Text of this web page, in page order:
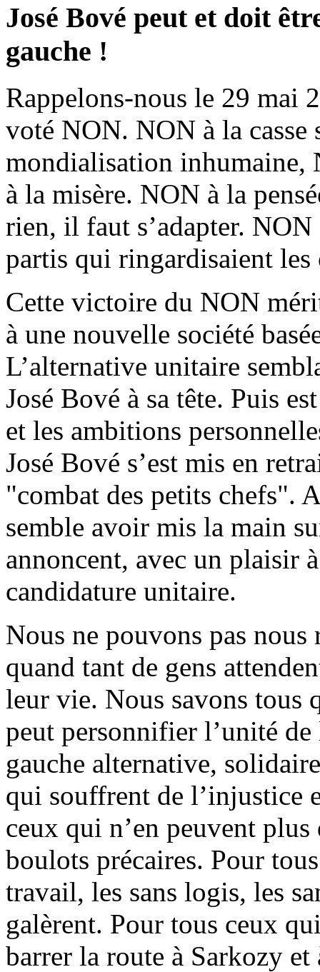
José Bové peut et doit
gauche !
Rappelons-nous le 29 mai
voté NON. NON à la casse
mondialisation inhumaine,
à la misère. NON à la
rien, il faut s’adapter.
partis qui ringardisaient
Cette victoire du NON
à une nouvelle société
L’alternative unitaire
José Bové à sa tête. Puis
et les ambitions
José Bové s’est mis en
"combat des petits chefs".
semble avoir mis la main
annoncent, avec un plaisir
candidature unitaire.
Nous ne pouvons pas
quand tant de gens
leur vie. Nous savons tous
peut personnifier l’unité
gauche alternative,
qui souffrent de l’injustice
ceux qui n’en peuvent plus
boulots précaires. Pour
travail, les sans logis, les
galèrent. Pour tous ceux
barrer la route à Sarkozy et